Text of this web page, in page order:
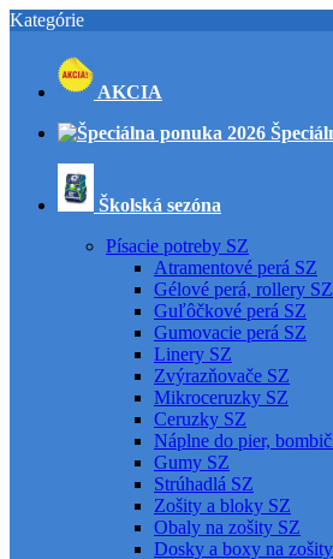
Kategórie
AKCIA
Školská sezóna
Písacie potreby SZ
Atramentové perá SZ
Gélové perá, rollery SZ
Guľôčkové perá SZ
Gumovacie perá SZ
Linery SZ
Zvýrazňovače SZ
Mikroceruzky SZ
Ceruzky SZ
Náplne do pier,
Gumy SZ
Strúhadlá SZ
Zošity a bloky SZ
Obaly na zošity SZ
Dosky a boxy na